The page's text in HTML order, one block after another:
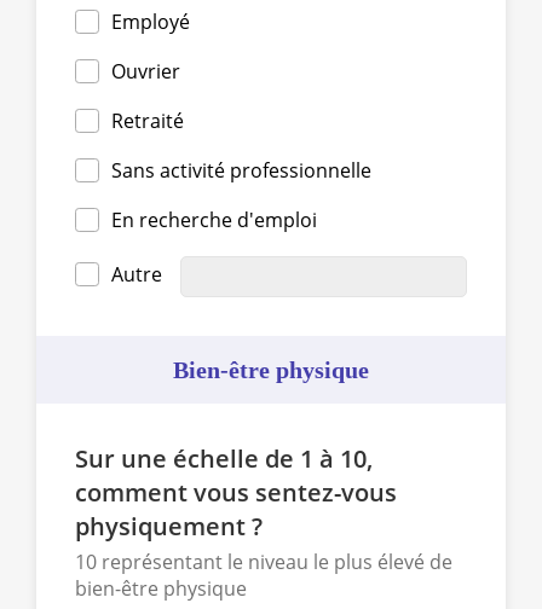
Employé
Ouvrier
Retraité
Sans activité professionnelle
En recherche d'emploi
Autre
Bien-être physique
Sur une échelle de 1 à 10,
comment vous sentez-vous
physiquement ?
10 représentant le niveau le plus élevé de
bien-être physique